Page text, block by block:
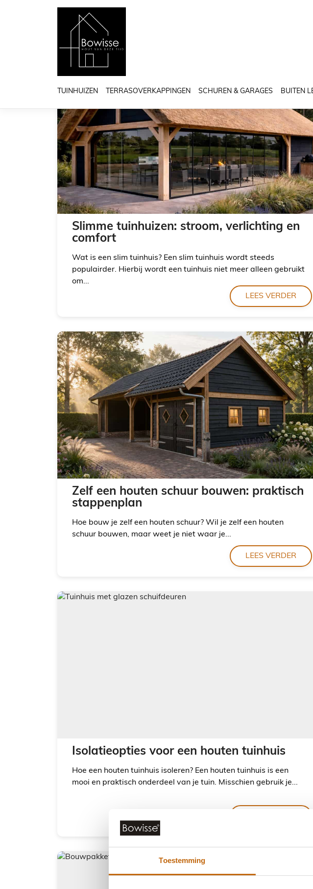
Toestemming
TUINHUIZEN TERRASOVERKAPPINGEN SCHUREN & GARAGES BUITEN
Alle Blog
Slimme tuinhuizen: stroom, verlichting en
comfort
Wat is een slim tuinhuis? Een slim tuinhuis wordt steeds
populairder. Hierbij wordt een tuinhuis niet meer alleen gebruikt
om...
LEES VERDER
Zelf een houten schuur bouwen: praktisch
stappenplan
Hoe bouw je zelf een houten schuur? Wil je zelf een houten
schuur bouwen, maar weet je niet waar je...
LEES VERDER
Isolatieopties voor een houten tuinhuis
Hoe een houten tuinhuis isoleren? Een houten tuinhuis is een
mooi en praktisch onderdeel van je tuin. Misschien gebruik je...